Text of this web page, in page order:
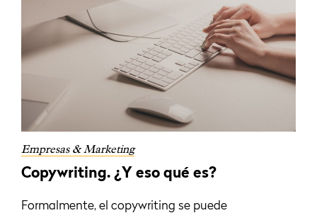
Empresas & Marketing
Copywriting. ¿Y eso qué es?
Formalmente, el copywriting se puede